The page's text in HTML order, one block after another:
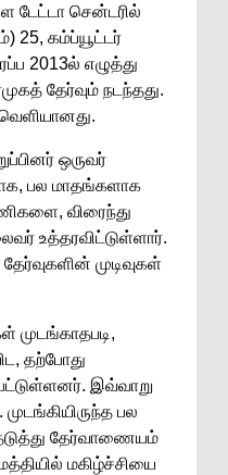
சென்டரில்
25, கம்ப்யூட்டர்
2013ல் எழுத்து
தேர்வும் நடந்தது.
வெளியானது.
ஒருவர்
பல மாதங்களாக
விரைந்து
உத்தரவிட்டுள்ளார்.
முடிவுகள்
முடங்காதபடி,
தற்போது
இவ்வாறு
பல
தேர்வாணையம்
மகிழ்ச்சியை